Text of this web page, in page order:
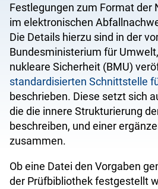
Festlegungen zum Format der
im elektronischen
Die Details hierzu sind in der
Bundesministerium für
nukleare Sicherheit (BMU)
standardisierten Schnittstelle
beschrieben. Diese setzt sich
die die innere Strukturierung
beschreiben, und einer
zusammen.
Ob eine Datei den Vorgaben
der Prüfbibliothek festgestellt